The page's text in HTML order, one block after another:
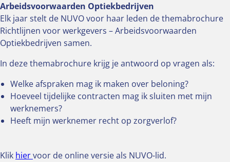
Arbeidsvoorwaarden Optiekbedrijven
Elk jaar stelt de NUVO voor haar leden de themabrochure
Richtlijnen voor werkgevers – Arbeidsvoorwaarden
Optiekbedrijven samen.
In deze themabrochure krijg je antwoord op vragen als:
Welke afspraken mag ik maken over beloning?
Hoeveel tijdelijke contracten mag ik sluiten met mijn
werknemers?
Heeft mijn werknemer recht op zorgverlof?
Klik hiervoor de online versie als NUVO-lid.